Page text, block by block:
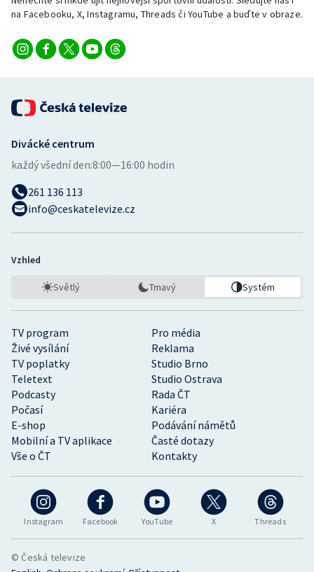
Veslování
Vodní slalom
na Facebooku, X, Instagramu, Threads či YouTube a buďte v obraze.
Instagram Facebook YouTube X Threads
TV program
Pro média
Živé vysílání
Reklama
TV poplatky
Studio Brno
Teletext
Studio Ostrava
Podcasty
Rada ČT
Počasí
Kariéra
E-shop
Podávání námětů
Mobilní a TV aplikace
Časté dotazy
Vše o ČT
Kontakty
Divácké centrum
každý všední den:8:00—16:00 hodin
261 136 113
info@ceskatelevize.cz
Vzhled
Světlý Tmavý Systém
© Česká televize